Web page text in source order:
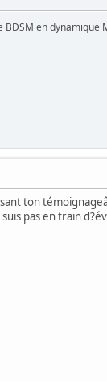
BDSM en dynamique
ton
pas en train